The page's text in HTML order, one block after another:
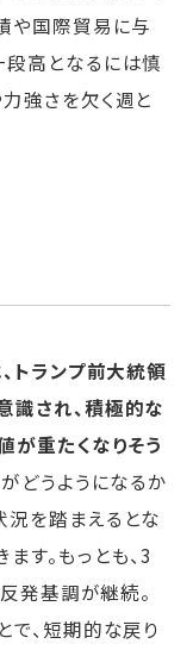
や国際貿易に与
高となるには慎
強さを欠く週と
トランプ前大統領
識され、積極的な
重たくなりそう
どうようになるか
を踏まえるとな
す。もっとも、3
発基調が継続。
、短期的な戻り